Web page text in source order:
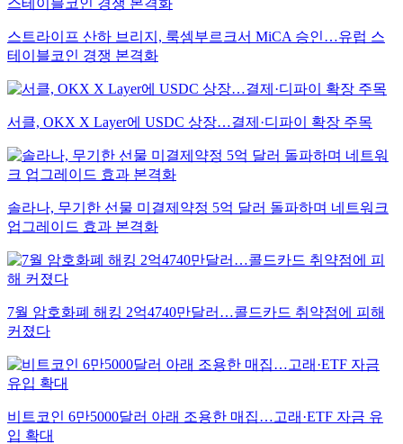
스트라이프 산하 브리지, 룩셈부르크서 MiCA 승인…유럽 스
테이블코인 경쟁 본격화
서클, OKX X Layer에 USDC 상장…결제·디파이 확장 주목
솔라나, 무기한 선물 미결제약정 5억 달러 돌파하며 네트워크
업그레이드 효과 본격화
7월 암호화폐 해킹 2억4740만달러…콜드카드 취약점에 피해
커졌다
비트코인 6만5000달러 아래 조용한 매집…고래·ETF 자금 유
입 확대